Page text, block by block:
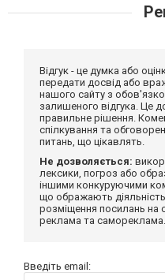
Відгук - це думка або
передати досвід або
нашого сайту з
залишеного відгука. Це
правильне рішення.
спілкування та
питань, що цікавлять.
Не дозволяється:
лексики, погроз або
іншими конкуруючими
що ображають діяльність
розміщення посилань на
реклама та самореклама.
Введіть email: